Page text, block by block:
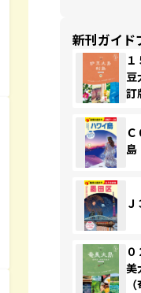
新刊ガイド
訂